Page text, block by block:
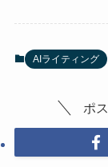
AIライティング
ポ